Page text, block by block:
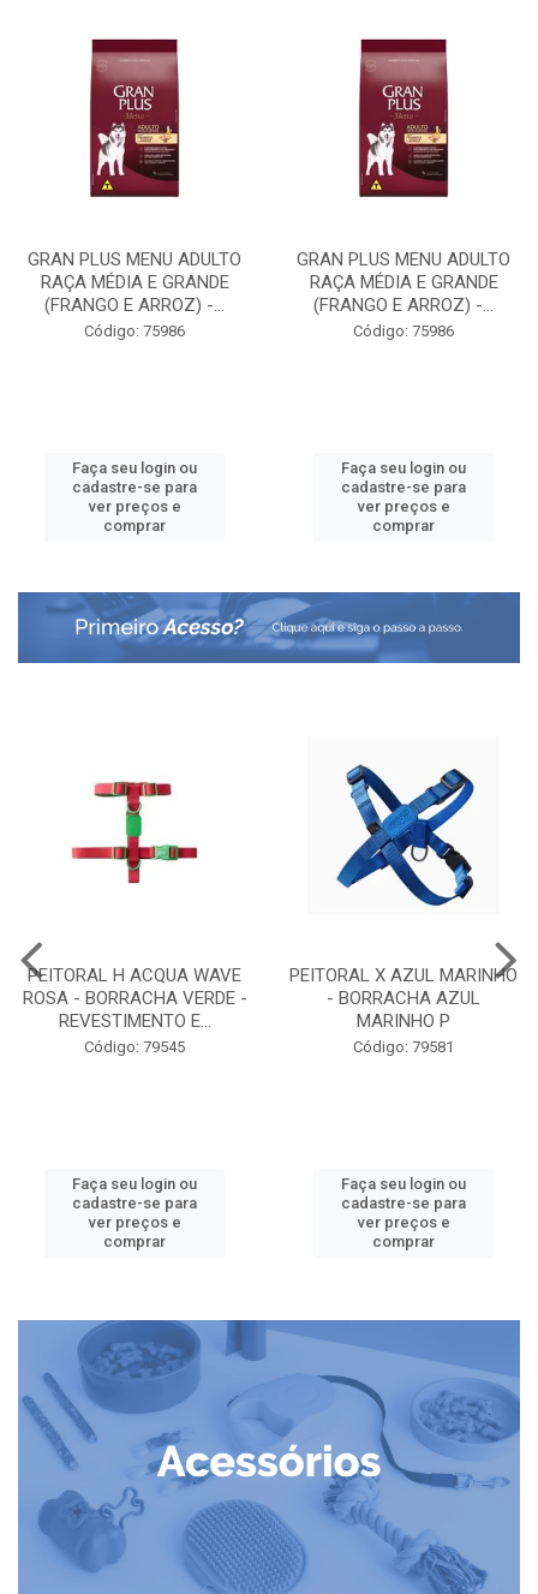
GRAN PLUS MENU ADULTO
RAÇA MÉDIA E GRANDE
(FRANGO E ARROZ) -...
Código: 75986
Faça seu login ou
cadastre-se para
ver preços e
comprar
GRAN PLUS MENU ADULTO
RAÇA MÉDIA E GRANDE
(FRANGO E ARROZ) -...
Código: 75986
Faça seu login ou
cadastre-se para
ver preços e
comprar
PEITORAL H ACQUA WAVE
ROSA - BORRACHA VERDE -
REVESTIMENTO E...
Código: 79545
Faça seu login ou
cadastre-se para
ver preços e
comprar
PEITORAL X AZUL MARINHO
- BORRACHA AZUL
MARINHO P
Código: 79581
Faça seu login ou
cadastre-se para
ver preços e
comprar